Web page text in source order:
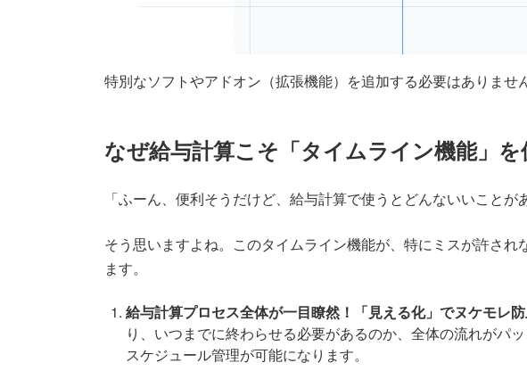
特別なソフトやアドオン（拡張機能）を追加する必要はありま
なぜ給与計算こそ「タイムライン機能」
「ふーん、便利そうだけど、給与計算で使うとどんないいことが
そう思いますよね。このタイムライン機能が、特にミスが許さ
ます。
給与計算プロセス全体が一目瞭然！「見える化」でヌケモレ
り、いつまでに終わらせる必要があるのか、全体の流れがパ
スケジュール管理が可能になります。